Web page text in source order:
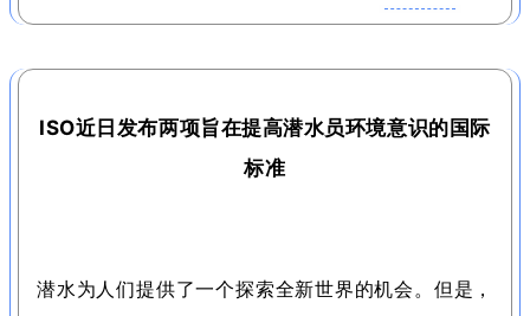
ISO近日发布两项旨在提高潜水员环境意识的国际
标准
潜水为人们提供了一个探索全新世界的机会。 但是，